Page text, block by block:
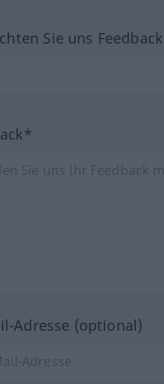
Sie uns
Adresse (optional)